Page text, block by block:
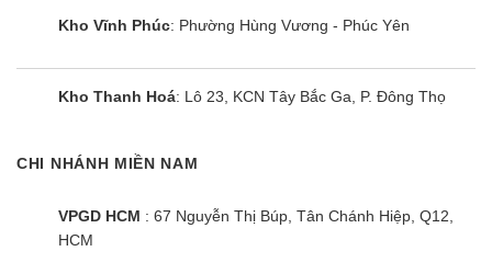
Kho Vĩnh Phúc: Phường Hùng Vương - Phúc Yên
Kho Thanh Hoá: Lô 23, KCN Tây Bắc Ga, P. Đông Thọ
CHI NHÁNH MIỀN NAM
VPGD HCM : 67 Nguyễn Thị Búp, Tân Chánh Hiệp, Q12,
HCM